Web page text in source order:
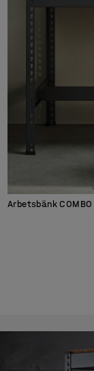
Arbetsbänk COMBO